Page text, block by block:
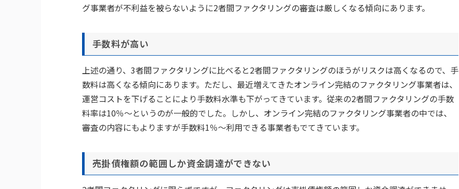
グ事業者が不利益を被らないように2者間ファクタリングの審査は厳しくなる傾向にあります。
手数料が高い
上述の通り、3者間ファクタリングに比べると2者間ファクタリングのほうがリスクは高くなるので、手
数料は高くなる傾向にあります。ただし、最近増えてきたオンライン完結のファクタリング事業者は、
運営コストを下げることにより手数料水準も下がってきています。従来の2者間ファクタリングの手数
料率は10％～というのが一般的でした。しかし、オンライン完結のファクタリング事業者の中では、
審査の内容にもよりますが手数料1％～利用できる事業者もでてきています。
売掛債権額の範囲しか資金調達ができない